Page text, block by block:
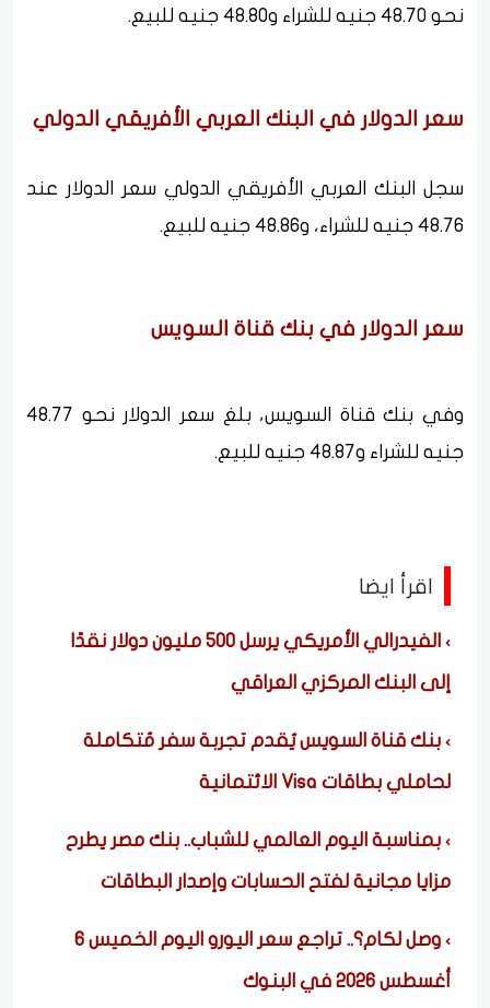
نحو 48.70 جنيه للشراء و48.80 جنيه للبيع.
سعر الدولار في البنك العربي الأفريقي الدولي
سجل البنك العربي الأفريقي الدولي سعر الدولار عند
48.76 جنيه للشراء، و48.86 جنيه للبيع.
سعر الدولار في بنك قناة السويس
وفي بنك قناة السويس، بلغ سعر الدولار نحو 48.77
جنيه للشراء و48.87 جنيه للبيع.
اقرأ ايضا
الفيدرالي الأمريكي يرسل 500 مليون دولار نقدًا
إلى البنك المركزي العراقي
بنك قناة السويس يُقدم تجربة سفر مُتكاملة
لحاملي بطاقات Visa الائتمانية
بمناسبة اليوم العالمي للشباب.. بنك مصر يطرح
مزايا مجانية لفتح الحسابات وإصدار البطاقات
وصل لكام؟.. تراجع سعر اليورو اليوم الخميس 6
أغسطس 2026 في البنوك